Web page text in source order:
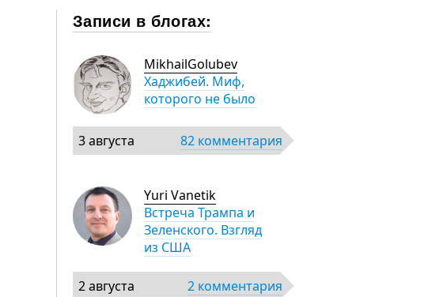
Записи в блогах:
MikhailGolubev
Хаджибей. Миф,
которого не было
3 августа 82 комментария
Yuri Vanetik
Встреча Трампа и
Зеленского. Взгляд
из США
2 августа 2 комментария